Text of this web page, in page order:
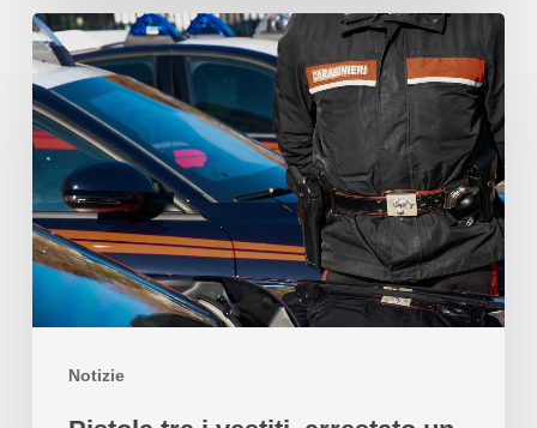
Notizie